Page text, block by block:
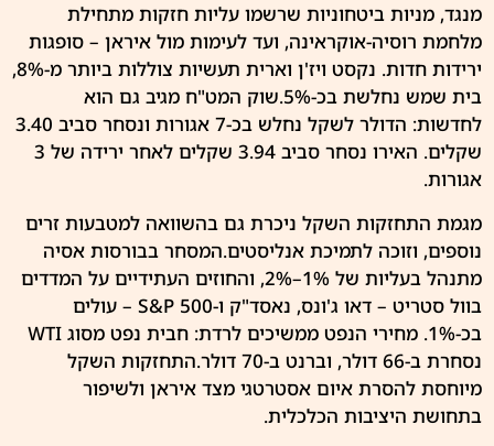
מנגד, מניות ביטחוניות שרשמו עליות חזקות מתחילת
מלחמת רוסיה-אוקראינה, ועד לעימות מול איראן – סופגות
ירידות חדות. נקסט ויז'ן וארית תעשיות צוללות ביותר מ-8%,
בית שמש נחלשת בכ-5%.שוק המט"ח מגיב גם הוא
לחדשות: הדולר לשקל נחלש בכ-7 אגורות ונסחר סביב 3.40
שקלים. האירו נסחר סביב 3.94 שקלים לאחר ירידה של 3
אגורות.
מגמת התחזקות השקל ניכרת גם בהשוואה למטבעות זרים
נוספים, וזוכה לתמיכת אנליסטים.המסחר בבורסות אסיה
מתנהל בעליות של 1%–2%, והחוזים העתידיים על המדדים
בוול סטריט – דאו ג'ונס, נאסד"ק ו-S&P 500 – עולים
בכ-1%. מחירי הנפט ממשיכים לרדת: חבית נפט מסוג WTI
נסחרת ב-66 דולר, וברנט ב-70 דולר.התחזקות השקל
מיוחסת להסרת איום אסטרטגי מצד איראן ולשיפור
בתחושת היציבות הכלכלית.